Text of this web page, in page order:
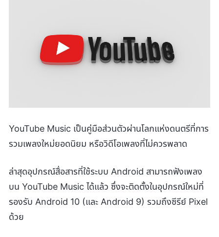
YouTube Music เป็นคู่มือส่วนตัวผ่านโลกแห่งดนตรีที่การ
รวมเพลงใหม่ยอดนิยม หรือวิดีโอเพลงที่ไม่ควรพลาด
ล่าสุดอุปกรณ์สื่อสารที่ใช้ระบบ Android สามารถฟังเพลง
บน YouTube Music ได้แล้ว ซึ่งจะติดตั้งในอุปกรณ์ใหม่ที่
รองรับ Android 10 (และ Android 9) รวมถึงซีรีย์ Pixel
ด้วย